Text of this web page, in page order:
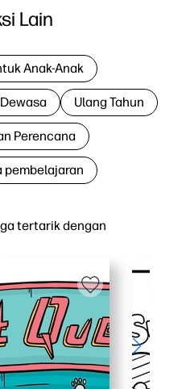
tertarik dengan
Lain
Anak-Anak
Ulang Tahun
Perencana
pembelajaran